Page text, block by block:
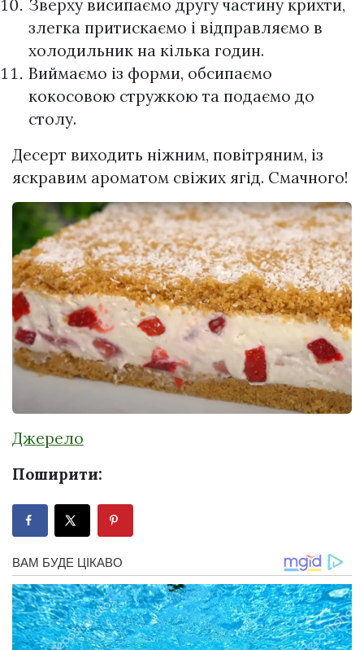
Зверху висипаємо другу частину крихти,
злегка притискаємо і відправляємо в
холодильник на кілька годин.
Виймаємо із форми, обсипаємо
кокосовою стружкою та подаємо до
столу.
Десерт виходить ніжним, повітряним, із
яскравим ароматом свіжих ягід. Смачного!
Джерело
Поширити: